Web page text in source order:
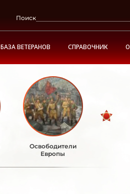
Поиск
БАЗА ВЕТЕРАНОВ СПРАВОЧНИК
Освободители
Европы